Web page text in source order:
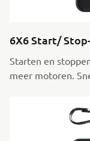
6X6 Start/
Starten en
meer motoren.